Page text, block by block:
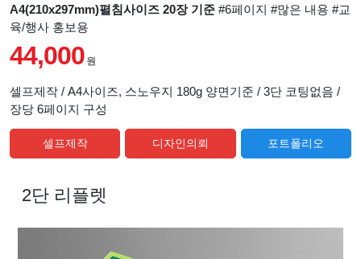
A4(210x297mm)펼침사이즈 20장 기준 #6페이지 #많은 내용 #교
육/행사 홍보용
44,000 원
셀프제작 / A4사이즈, 스노우지 180g 양면기준 / 3단 코팅없음 /
장당 6페이지 구성
셀프제작 디자인의뢰 포트폴리오
2단 리플렛